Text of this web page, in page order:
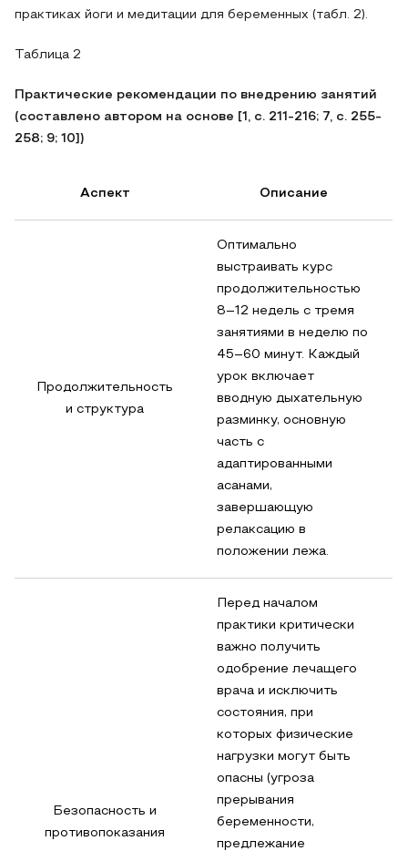
практиках йоги и медитации для беременных (табл. 2).
Таблица 2
Практические рекомендации по внедрению занятий
(составлено автором на основе [1, с. 211-216; 7, с. 255-
258; 9; 10])
Аспект Описание
Продолжительность
и структура
Оптимально
выстраивать курс
продолжительностью
8–12 недель с тремя
занятиями в неделю по
45–60 минут. Каждый
урок включает
вводную дыхательную
разминку, основную
часть с
адаптированными
асанами,
завершающую
релаксацию в
положении лежа.
Безопасность и
противопоказания
Перед началом
практики критически
важно получить
одобрение лечащего
врача и исключить
состояния, при
которых физические
нагрузки могут быть
опасны (угроза
прерывания
беременности,
предлежание